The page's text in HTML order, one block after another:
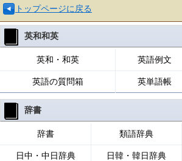
トップページに戻る
英和和英
英和・和英 英語例文
英語の質問箱 英単語帳
辞書
辞書 類語辞典
日中・中日辞典 日韓・韓日辞典